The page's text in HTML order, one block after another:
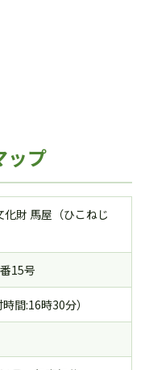
ップ
財 馬屋（ひこねじ
15号
間:16時30分）